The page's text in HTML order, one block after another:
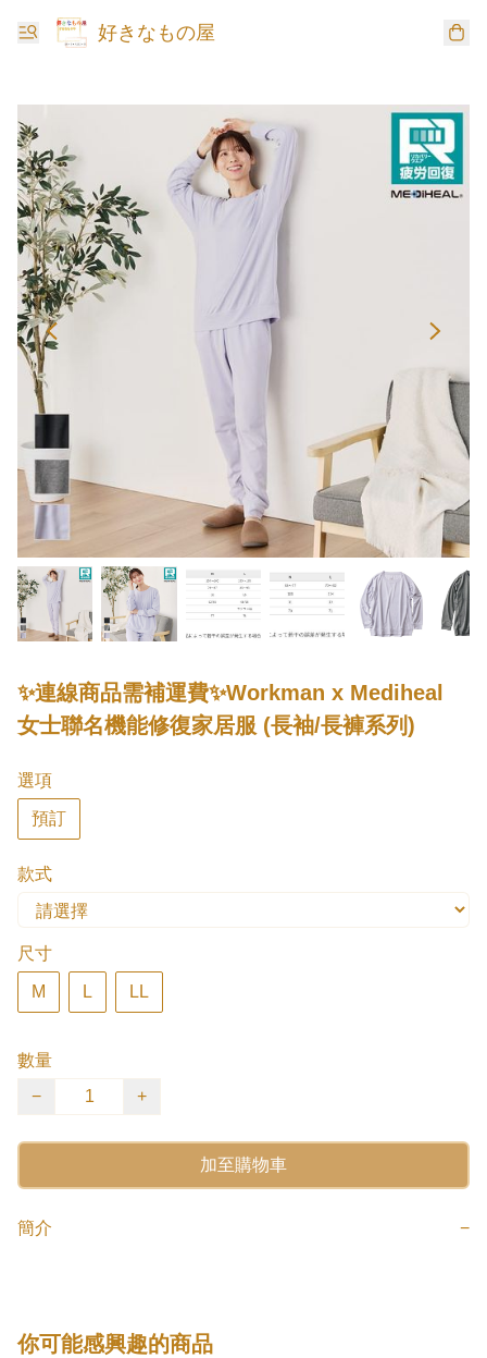
好きなもの屋
✨連線商品需補運費✨Workman x Mediheal
女士聯名機能修復家居服 (長袖/長褲系列)
選項
預訂
款式
尺寸
M L LL
數量
−
+
加至購物車
簡介 −
你可能感興趣的商品